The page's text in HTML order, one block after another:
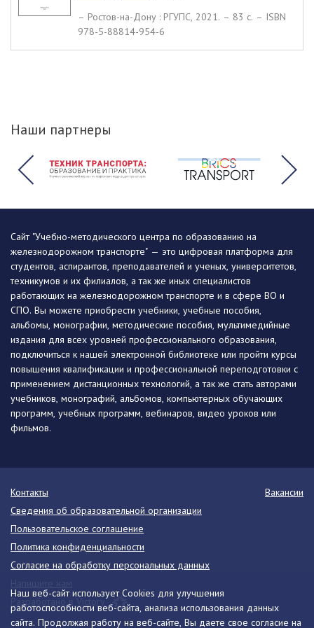
– Ростов-на-Дону : РГУПС, 2021. – 83 c. – ISBN
978-5-88814-954-6
Наши партнеры
Наш веб-сайт использует Cookies для улучшения
работоспособности веб-сайта, анализа использования данных
сайта. Продолжая работу на веб-сайте, Вы даете свое согласие на
Сайт "Учебно-методического центра по образованию на
железнодорожном транспорте" — это цифровая платформа для
студентов, аспирантов, преподавателей и ученых, университетов,
техникумов и их филиалов, а так же иных специалистов
работающих на железнодорожном транспорте и в сфере ВО и
СПО. Вы можете приобрести учебники, учебные пособия,
альбомы, монографии, методические пособия, мультимедийные
издания для всех уровней профессионального образования,
подключиться к нашей электронной библиотеке или пройти курсы
повышения квалификации и профессиональной переподготовки с
применением дистанционных технологий, а так же стать авторами
учебников, монографий, альбомов, компьютерных обучающих
программ, учебных программ, вебинаров, видео уроков или
фильмов.
Контакты
Вакансии
Сведения об образовательной организации
Пользовательское соглашение
Политика конфиденциальности
Согласие на обработку персональных данных
Разработано в Victory